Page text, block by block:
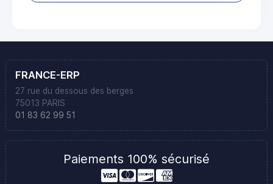
FRANCE-ERP
27 rue du dessous des berges
75013 PARIS
01 83 62 99 51
Paiements 100% sécurisé